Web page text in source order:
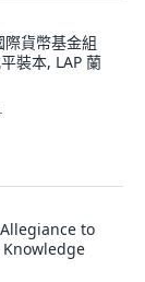
貨幣基金組
裝本, LAP 蘭
to